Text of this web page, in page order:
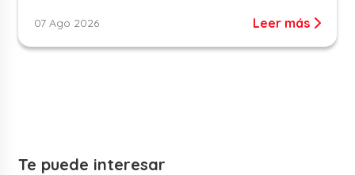
07 Ago 2026 Leer más
Te puede interesar